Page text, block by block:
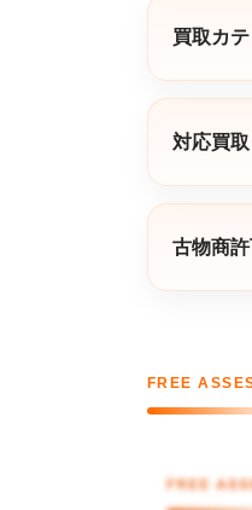
買取カ
対応買取
古物商
FREE